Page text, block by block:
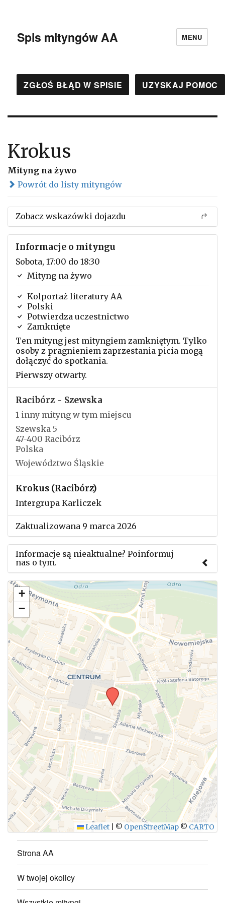
Spis mityngów AA MENU
ZGŁOŚ BŁĄD W SPISIE UZYSKAJ POMOC
Krokus
Mityng na żywo
Powrót do listy mityngów
Zobacz wskazówki dojazdu
Informacje o mityngu
Sobota, 17:00 do 18:30
Mityng na żywo
Kolportaż literatury AA
Polski
Potwierdza uczestnictwo
Zamknięte
Ten mityng jest mityngiem zamkniętym. Tylko
osoby z pragnieniem zaprzestania picia mogą
dołączyć do spotkania.
Pierwszy otwarty.
Racibórz - Szewska
1 inny mityng w tym miejscu
Szewska 5
47-400 Racibórz
Polska
Województwo Śląskie
Krokus (Racibórz)
Intergrupa Karliczek
Zaktualizowana 9 marca 2026
Informacje są nieaktualne? Poinformuj
nas o tym.
Użyj tego formularza aby przesłać informację o
zmianach w powyższym mityngu.
WYŚLIJ
+
−
Leaflet © OpenStreetMap © CARTO
Strona AA
W twojej okolicy